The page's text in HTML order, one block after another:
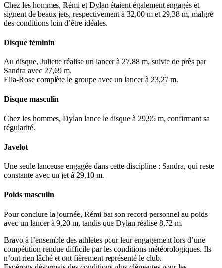
Chez les hommes, Rémi et Dylan étaient également engagés et
signent de beaux jets, respectivement à 32,00 m et 29,38 m, malgré
des conditions loin d’être idéales.
Disque féminin
Au disque, Juliette réalise un lancer à 27,88 m, suivie de près par
Sandra avec 27,69 m.
Elia-Rose complète le groupe avec un lancer à 23,27 m.
Disque masculin
Chez les hommes, Dylan lance le disque à 29,95 m, confirmant sa
régularité.
Javelot
Une seule lanceuse engagée dans cette discipline : Sandra, qui reste
constante avec un jet à 29,10 m.
Poids masculin
Pour conclure la journée, Rémi bat son record personnel au poids
avec un lancer à 9,20 m, tandis que Dylan réalise 8,72 m.
Bravo à l’ensemble des athlètes pour leur engagement lors d’une
compétition rendue difficile par les conditions météorologiques. Ils
n’ont rien lâché et ont fièrement représenté le club.